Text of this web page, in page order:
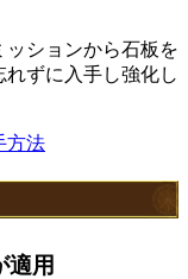
ッションから石板を
ずに入手し強化し
方法
適用